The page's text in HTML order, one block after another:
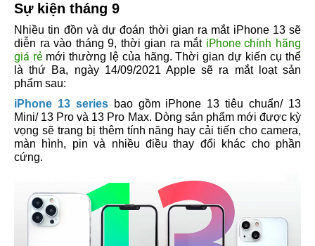
Sự kiện tháng 9
Nhiều tin đồn và dự đoán thời gian ra mắt iPhone 13 sẽ
diễn ra vào tháng 9, thời gian ra mắt iPhone chính hãng
giá rẻmới thường lệ của hãng. Thời gian dự kiến cụ thể
là thứ Ba, ngày 14/09/2021 Apple sẽ ra mắt loạt sản
phẩm sau:
iPhone 13 seriesbao gồm iPhone 13 tiêu chuẩn/ 13
Mini/ 13 Pro và 13 Pro Max. Dòng sản phẩm mới được kỳ
vọng sẽ trang bị thêm tính năng hay cải tiến cho camera,
màn hình, pin và nhiều điều thay đổi khác cho phần
cứng.